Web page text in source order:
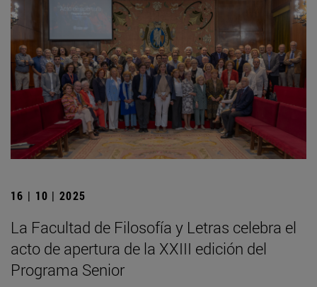
16 | 10 | 2025
La Facultad de Filosofía y Letras celebra el
acto de apertura de la XXIII edición del
Programa Senior